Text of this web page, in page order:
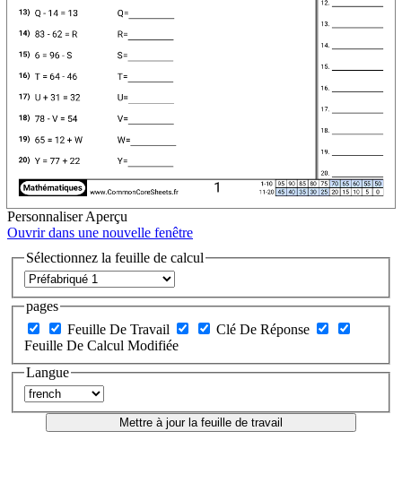
Personnaliser Aperçu
Ouvrir dans une nouvelle fenêtre
Sélectionnez la feuille de calcul
pages
Feuille De Travail
Clé De Réponse
Feuille De Calcul Modifiée
Langue
Mettre à jour la feuille de travail